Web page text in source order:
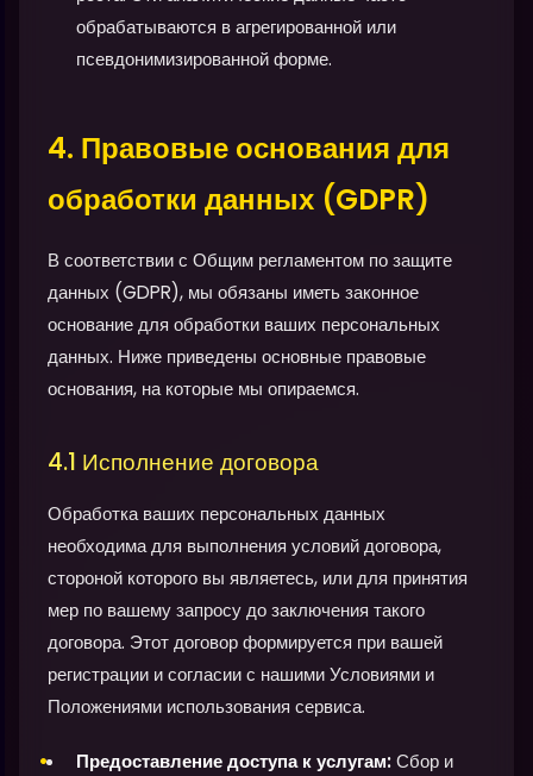
обрабатываются в агрегированной или
псевдонимизированной форме.
4. Правовые основания для
обработки данных (GDPR)
В соответствии с Общим регламентом по защите
данных (GDPR), мы обязаны иметь законное
основание для обработки ваших персональных
данных. Ниже приведены основные правовые
основания, на которые мы опираемся.
4.1 Исполнение договора
Обработка ваших персональных данных
необходима для выполнения условий договора,
стороной которого вы являетесь, или для принятия
мер по вашему запросу до заключения такого
договора. Этот договор формируется при вашей
регистрации и согласии с нашими Условиями и
Положениями использования сервиса.
Предоставление доступа к услугам:Сбор и